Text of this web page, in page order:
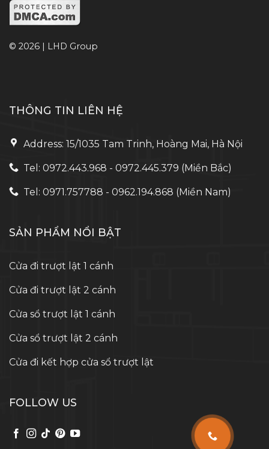
© 2026 | LHD Group
THÔNG TIN LIÊN HỆ
Address: 15/1035 Tam Trinh, Hoàng Mai, Hà Nội
Tel: 0972.443.968 - 0972.445.379 (Miền Bắc)
Tel: 0971.757788 - 0962.194.868 (Miền Nam)
SẢN PHẨM NỔI BẬT
Cửa đi trượt lật 1 cánh
Cửa đi trượt lật 2 cánh
Cửa sổ trượt lật 1 cánh
Cửa sổ trượt lật 2 cánh
Cửa đi kết hợp cửa sổ trượt lật
FOLLOW US